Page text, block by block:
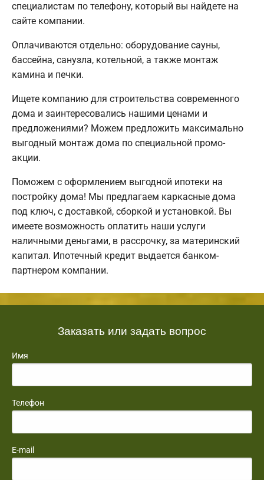
специалистам по телефону, который вы найдете на
сайте компании.
Оплачиваются отдельно: оборудование сауны,
бассейна, санузла, котельной, а также монтаж
камина и печки.
Ищете компанию для строительства современного
дома и заинтересовались нашими ценами и
предложениями? Можем предложить максимально
выгодный монтаж дома по специальной промо-
акции.
Поможем с оформлением выгодной ипотеки на
постройку дома! Мы предлагаем каркасные дома
под ключ, с доставкой, сборкой и установкой. Вы
имеете возможность оплатить наши услуги
наличными деньгами, в рассрочку, за материнский
капитал. Ипотечный кредит выдается банком-
партнером компании.
Заказать или задать вопрос
Имя
Телефон
E-mail